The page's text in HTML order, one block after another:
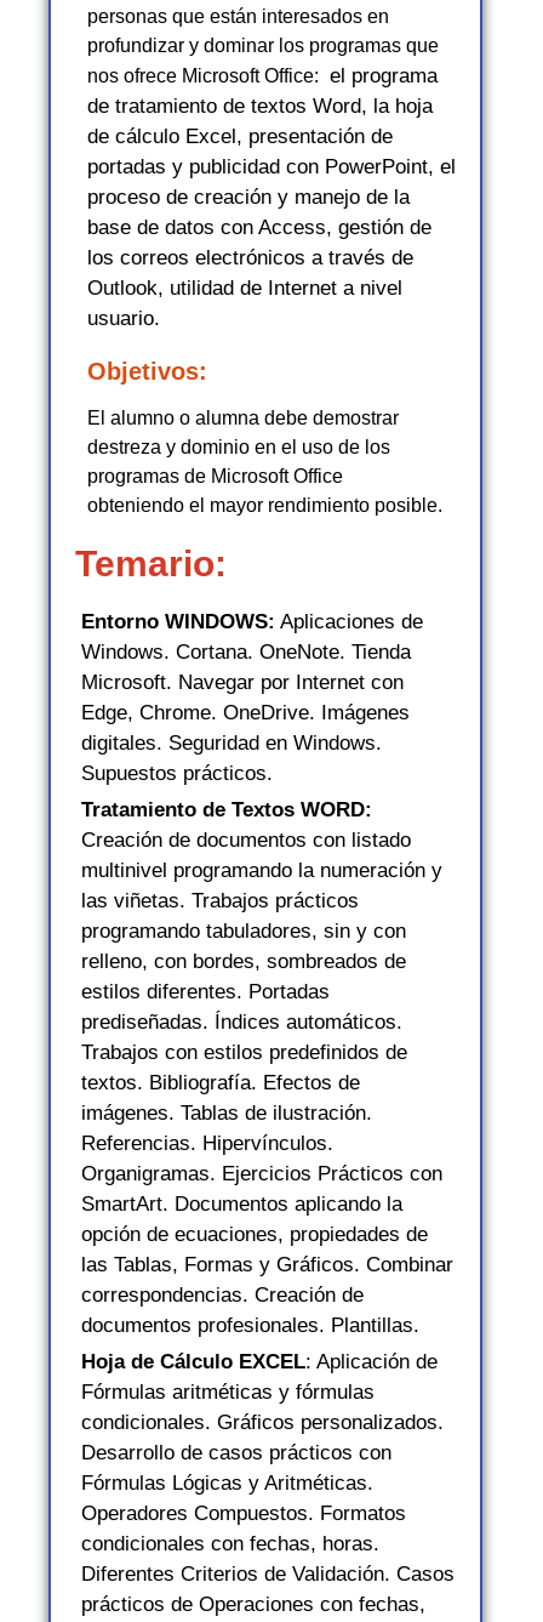
personas que están interesados en
profundizar y dominar los programas que
nos ofrece Microsoft Office: el programa
de tratamiento de textos Word, la hoja
de cálculo Excel, presentación de
portadas y publicidad con PowerPoint, el
proceso de creación y manejo de la
base de datos con Access, gestión de
los correos electrónicos a través de
Outlook, utilidad de Internet a nivel
usuario.
Objetivos:
El alumno o alumna debe demostrar
destreza y dominio en el uso de los
programas de Microsoft Office
obteniendo el mayor rendimiento posible.
Temario:
Entorno WINDOWS: Aplicaciones de
Windows. Cortana. OneNote. Tienda
Microsoft. Navegar por Internet con
Edge, Chrome. OneDrive. Imágenes
digitales. Seguridad en Windows.
Supuestos prácticos.
Tratamiento de Textos WORD:
Creación de documentos con listado
multinivel programando la numeración y
las viñetas. Trabajos prácticos
programando tabuladores, sin y con
relleno, con bordes, sombreados de
estilos diferentes. Portadas
prediseñadas. Índices automáticos.
Trabajos con estilos predefinidos de
textos. Bibliografía. Efectos de
imágenes. Tablas de ilustración.
Referencias. Hipervínculos.
Organigramas. Ejercicios Prácticos con
SmartArt. Documentos aplicando la
opción de ecuaciones, propiedades de
las Tablas, Formas y Gráficos. Combinar
correspondencias. Creación de
documentos profesionales. Plantillas.
Hoja de Cálculo EXCEL: Aplicación de
Fórmulas aritméticas y fórmulas
condicionales. Gráficos personalizados.
Desarrollo de casos prácticos con
Fórmulas Lógicas y Aritméticas.
Operadores Compuestos. Formatos
condicionales con fechas, horas.
Diferentes Criterios de Validación. Casos
prácticos de Operaciones con fechas,